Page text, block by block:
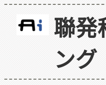
聯発
ング